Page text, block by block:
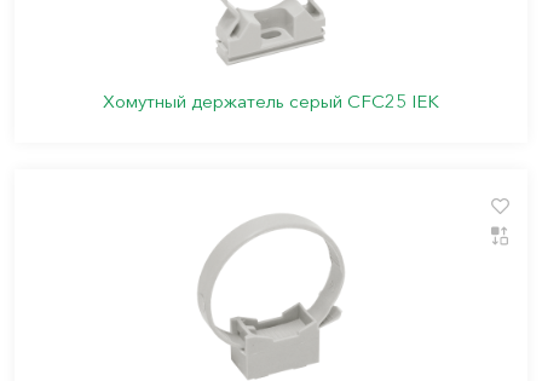
Хомутный держатель серый CFC25 IEK